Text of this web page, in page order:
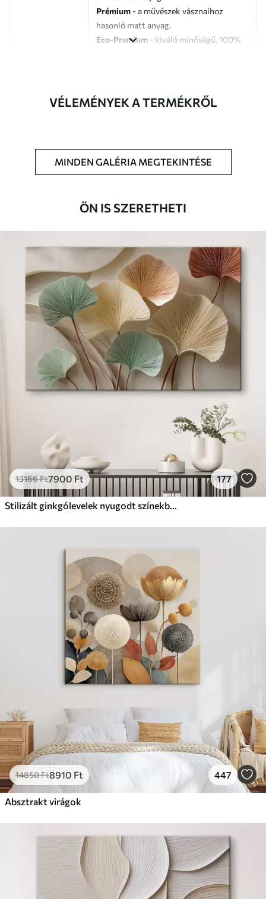
Prémium - a művészek vásznaihoz
hasonló matt anyag.
Eco-Premium - kiváló minőségű, 100%
Cikkszám s46320
Elérhető anyagok
✓Fakulásálló
Biztonságos, szagtalan tinta
✗Vászonhatású felület
✗Környezetbarát anyag
Prémium
Ft
Élénk, gazdag színek
Fakulásálló
✓Biztonságos, szagtalan tinta
Eco-Prémium
Tól13990Ft
✓Élénk, gazdag színek
✓Fakulásálló
Környezetbarát anyag
VÉLEMÉNYEK A TERMÉKRŐL
MINDEN GALÉRIA MEGTEKINTÉSE
ÖN IS SZERETHETI
13166Ft7900 Ft 177
Stilizált ginkgólevelek nyugodt színekben
14850Ft8910 Ft 447
Absztrakt virágok